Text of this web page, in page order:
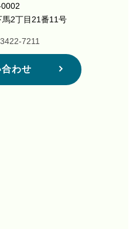
0002
2丁目21番11号
7211
わせ